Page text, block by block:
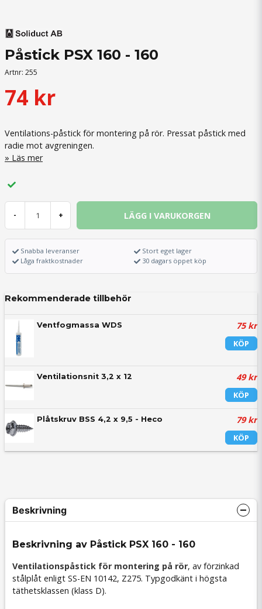
Påstick PSX 160 - 160
Artnr: 255
74 kr
Ventilations-påstick för montering på rör. Pressat påstick med
radie mot avgreningen.
Läs mer
- + LÄGG I VARUKORGEN
Snabba leveranser
Låga fraktkostnader
Stort eget lager
30 dagars öppet köp
Rekommenderade tillbehör
Ventfogmassa WDS 75 kr
KÖP
Ventilationsnit 3,2 x 12 49 kr
KÖP
Plåtskruv BSS 4,2 x 9,5 - Heco 79 kr
KÖP
Beskrivning
Beskrivning av Påstick PSX 160 - 160
Ventilationspåstick för montering på rör, av förzinkad
stålplåt enligt SS-EN 10142, Z275. Typgodkänt i högsta
täthetsklassen (klass D).